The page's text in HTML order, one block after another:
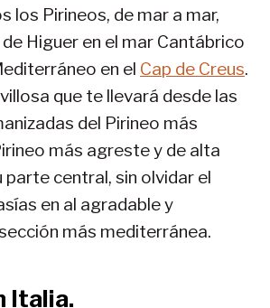
los Pirineos, de mar a mar,
Higuer en el mar Cantábrico
en el Cap de Creus.
que te llevará desde las
del Pirineo más
más agreste y de alta
parte central, sin olvidar el
en al agradable y
más mediterránea.
Italia.